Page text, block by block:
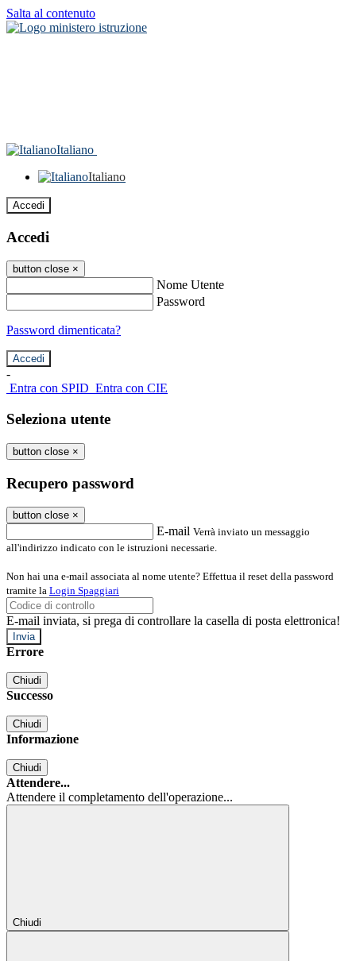
Salta al contenuto
Italiano
Italiano
Accedi
Accedi
button close ×
Nome Utente
Password
Password dimenticata?
-
Entra con SPID Entra con CIE
Seleziona utente
button close ×
Recupero password
button close ×
E-mail Verrà inviato un messaggio
all'indirizzo indicato con le istruzioni necessarie.
Non hai una e-mail associata al nome utente? Effettua il reset della password
tramite la Login Spaggiari
E-mail inviata, si prega di controllare la casella di posta elettronica!
Errore
Chiudi
Successo
Chiudi
Informazione
Chiudi
Attendere...
Attendere il completamento dell'operazione...
Chiudi